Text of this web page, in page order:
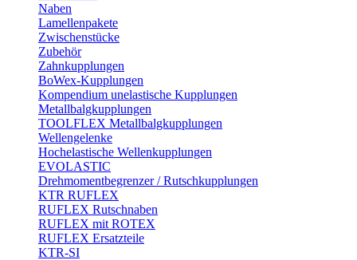
Naben
Lamellenpakete
Zwischenstücke
Zubehör
Zahnkupplungen
BoWex-Kupplungen
Kompendium unelastische Kupplungen
Metallbalgkupplungen
TOOLFLEX Metallbalgkupplungen
Wellengelenke
Hochelastische Wellenkupplungen
EVOLASTIC
Drehmomentbegrenzer / Rutschkupplungen
KTR RUFLEX
RUFLEX Rutschnaben
RUFLEX mit ROTEX
RUFLEX Ersatzteile
KTR-SI